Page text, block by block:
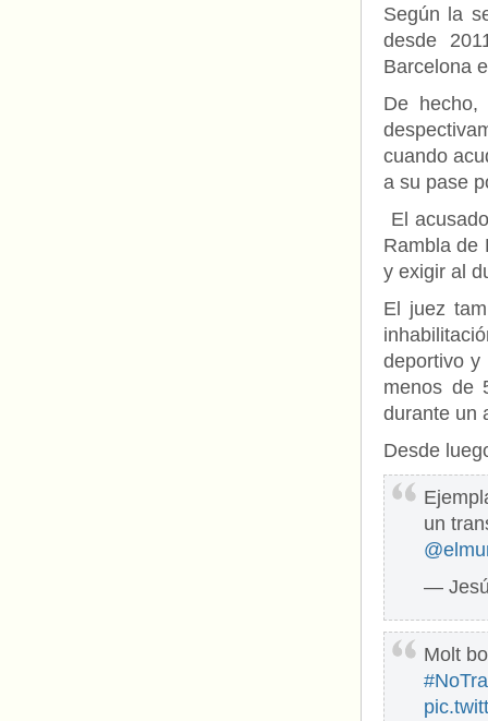
Según la
desde
Barcelona
De
cuando
a su pase
El
Rambla de
y exigir al
El juez
deportivo
menos de
durante un
Desde
un
—
Molt